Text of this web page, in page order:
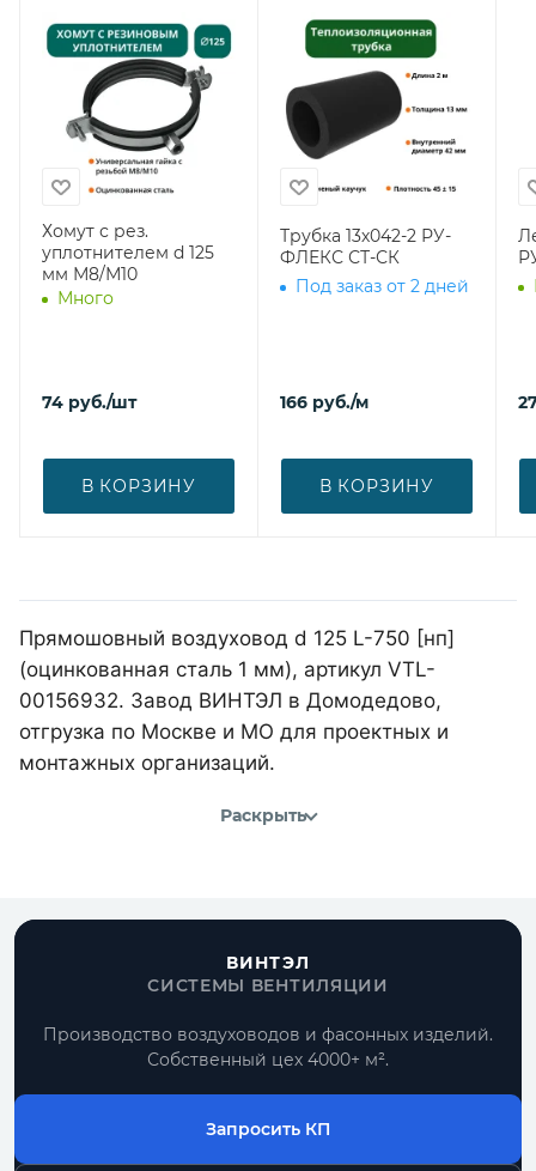
Хомут с рез.
уплотнителем d 125
мм М8/М10
Много
74 руб./шт
В КОРЗИНУ
Трубка 13х042-2 РУ-
ФЛЕКС СТ-СК
Под заказ от 2 дней
166 руб./м
В КОРЗИНУ
Прямошовный воздуховод d 125 L-750 [нп]
(оцинкованная сталь 1 мм), артикул VTL-
00156932. Завод ВИНТЭЛ в Домодедово,
отгрузка по Москве и МО для проектных и
монтажных организаций.
Раскрыть
ВИНТЭЛ
СИСТЕМЫ ВЕНТИЛЯЦИИ
Производство воздуховодов и фасонных изделий.
Собственный цех 4000+ м².
Запросить КП